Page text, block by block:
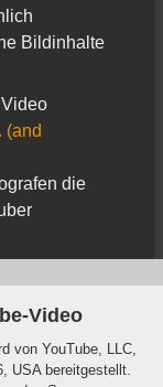
Bildinhalte
(and
die
Video
von YouTube, LLC,
USA bereitgestellt.